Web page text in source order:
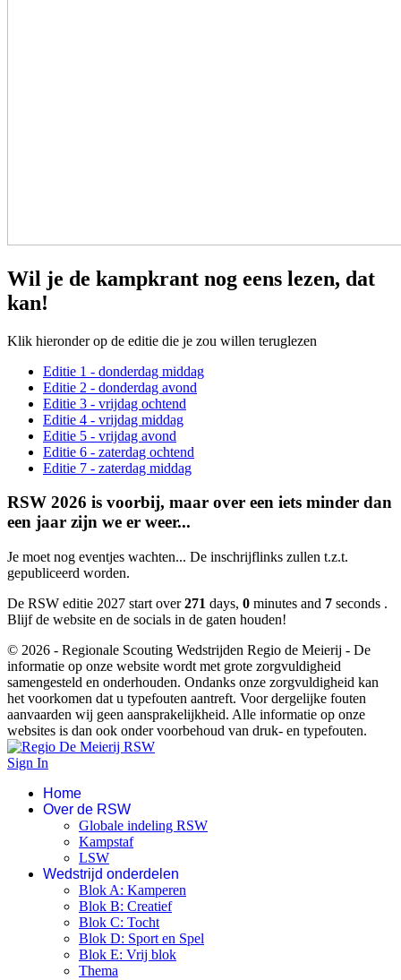
Wil je de kampkrant nog eens lezen, dat
kan!
Klik hieronder op de editie die je zou willen teruglezen
Editie 1 - donderdag middag
Editie 2 - donderdag avond
Editie 3 - vrijdag ochtend
Editie 4 - vrijdag middag
Editie 5 - vrijdag avond
Editie 6 - zaterdag ochtend
Editie 7 - zaterdag middag
RSW 2026 is voorbij, maar over een iets minder dan
een jaar zijn we er weer...
Je moet nog eventjes wachten... De inschrijflinks zullen t.z.t.
gepubliceerd worden.
De RSW editie 2027 start over271 days, 0 minutes and 7 seconds .
Blijf de website en de socials in de gaten houden!
© 2026 - Regionale Scouting Wedstrijden Regio de Meierij - De
informatie op onze website wordt met grote zorgvuldigheid
samengesteld en onderhouden. Ondanks onze zorgvuldigheid kan
het voorkomen dat u typefouten aantreft. Voor dergelijke fouten
aanvaarden wij geen aansprakelijkheid. Alle informatie op onze
websites is dan ook onder voorbehoud van druk- en typefouten.
Sign In
Home
Over de RSW
Globale indeling RSW
Kampstaf
LSW
Wedstrijd onderdelen
Blok A: Kamperen
Blok B: Creatief
Blok C: Tocht
Blok D: Sport en Spel
Blok E: Vrij blok
Thema